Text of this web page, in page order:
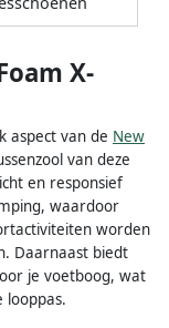
X-
aspect van de New
van deze
en responsief
waardoor
worden
Daarnaast biedt
je voetboog, wat